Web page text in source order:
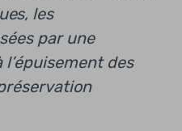
les
par une
des